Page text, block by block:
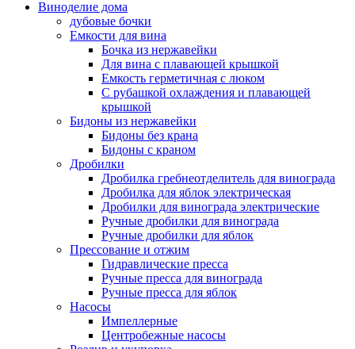
Виноделие дома
дубовые бочки
Емкости для вина
Бочка из нержавейки
Для вина с плавающей крышкой
Емкость герметичная с люком
С рубашкой охлаждения и плавающей
крышкой
Бидоны из нержавейки
Бидоны без крана
Бидоны с краном
Дробилки
Дробилка гребнеотделитель для винограда
Дробилка для яблок электрическая
Дробилки для винограда электрические
Ручные дробилки для винограда
Ручные дробилки для яблок
Прессование и отжим
Гидравлические пресса
Ручные пресса для винограда
Ручные пресса для яблок
Насосы
Импеллерные
Центробежные насосы